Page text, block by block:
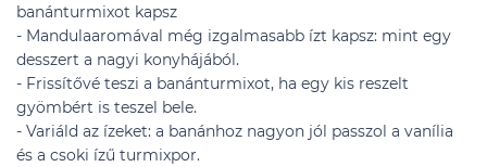
banánturmixot kapsz
- Mandulaaromával még izgalmasabb ízt kapsz: mint egy
desszert a nagyi konyhájából.
- Frissítővé teszi a banánturmixot, ha egy kis reszelt
gyömbért is teszel bele.
- Variáld az ízeket: a banánhoz nagyon jól passzol a vanília
és a csoki ízű turmixpor.